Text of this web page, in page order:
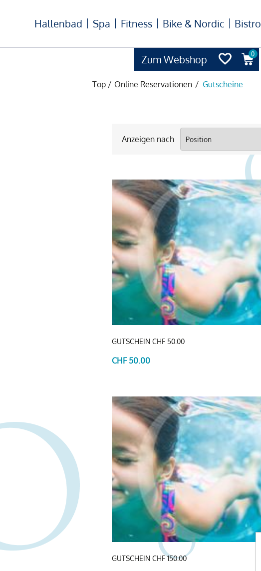
Zum Webshop 0
Hallenbad Spa Fitness Bike & Nordic Bistro
Top / Online Reservationen / Gutscheine
Anzeigen nach
GUTSCHEIN CHF 50.00
CHF 50.00
GUTSCHEIN CHF 150.00